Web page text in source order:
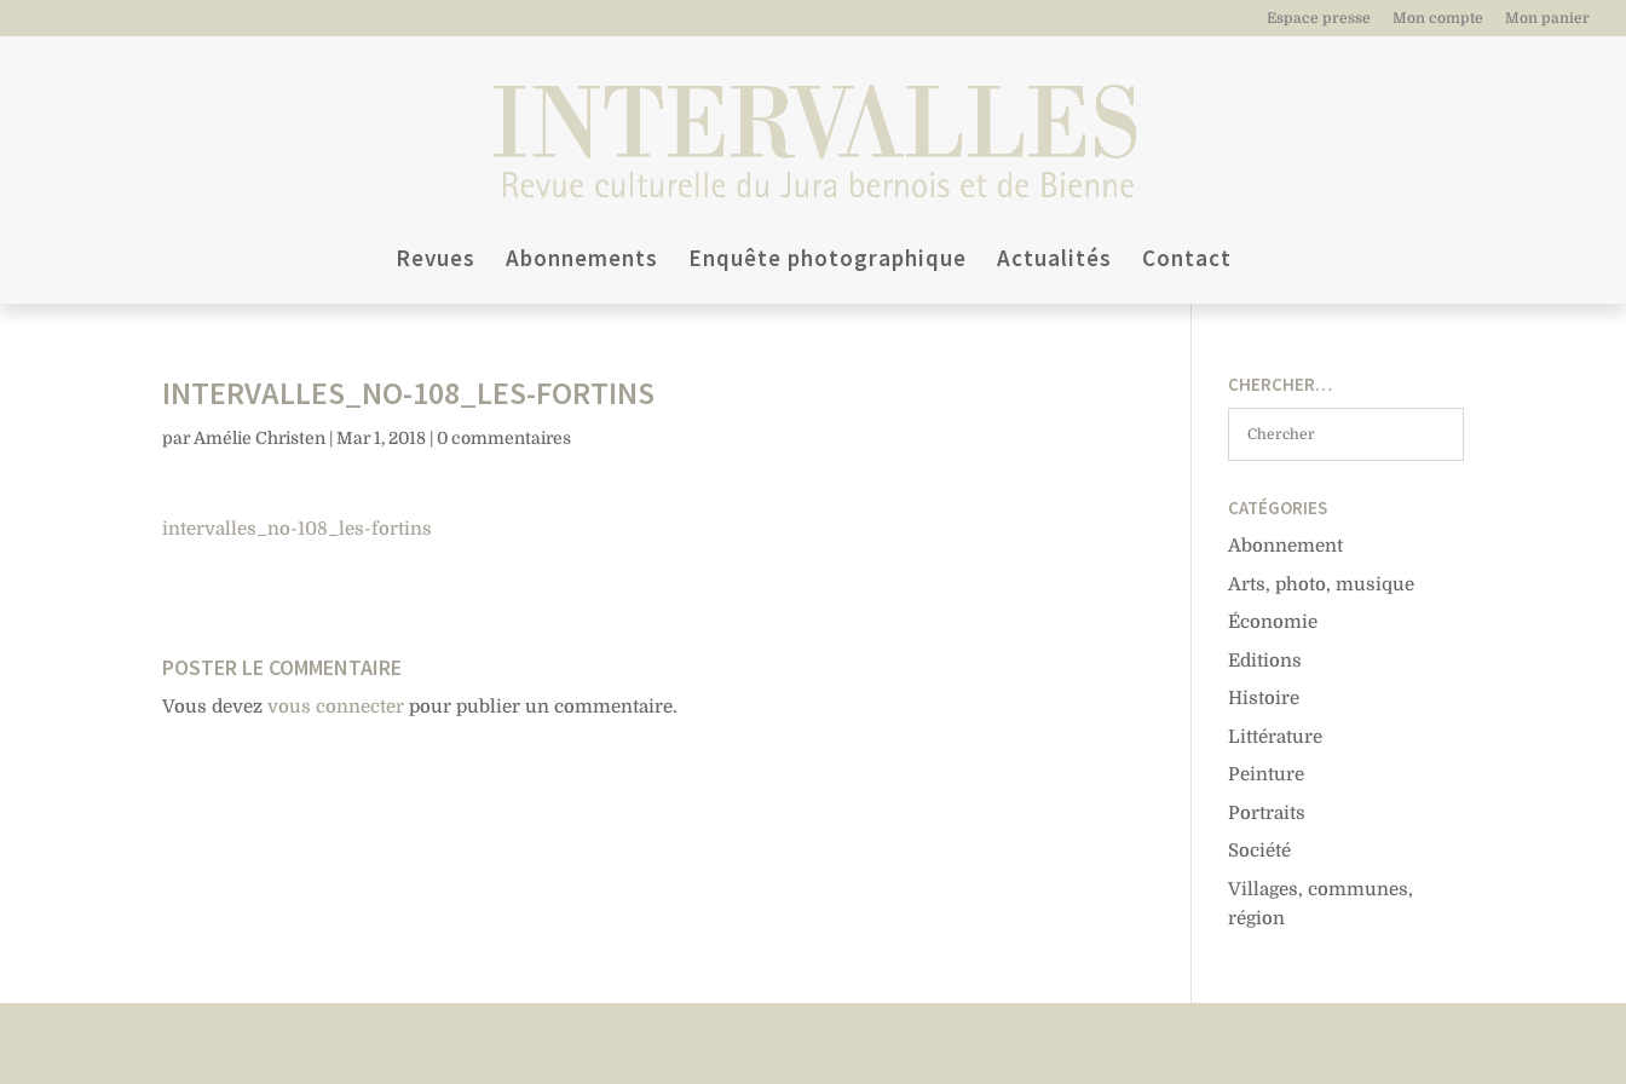
Espace presse Mon compte Mon panier
Revues Abonnements Enquête photographique Actualités Contact
INTERVALLES_NO-108_LES-FORTINS
parAmélie Christen |Mar 1, 2018 |0 commentaires
intervalles_no-108_les-fortins
POSTER LE COMMENTAIRE
Vous devezvous connecter pour publier un commentaire.
CHERCHER…
CATÉGORIES
Abonnement
Arts, photo, musique
Économie
Editions
Histoire
Littérature
Peinture
Portraits
Société
Villages, communes,
région